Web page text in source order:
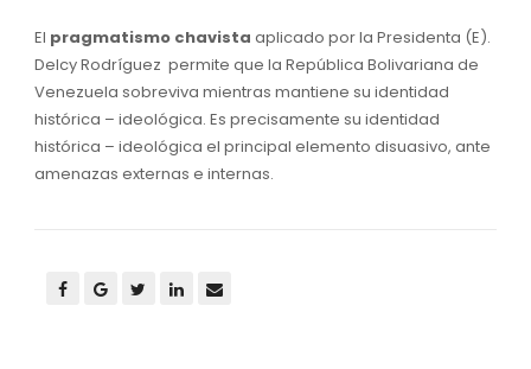
El pragmatismo chavista aplicado por la Presidenta (E).
Delcy Rodríguez permite que la República Bolivariana de
Venezuela sobreviva mientras mantiene su identidad
histórica – ideológica. Es precisamente su identidad
histórica – ideológica el principal elemento disuasivo, ante
amenazas externas e internas.